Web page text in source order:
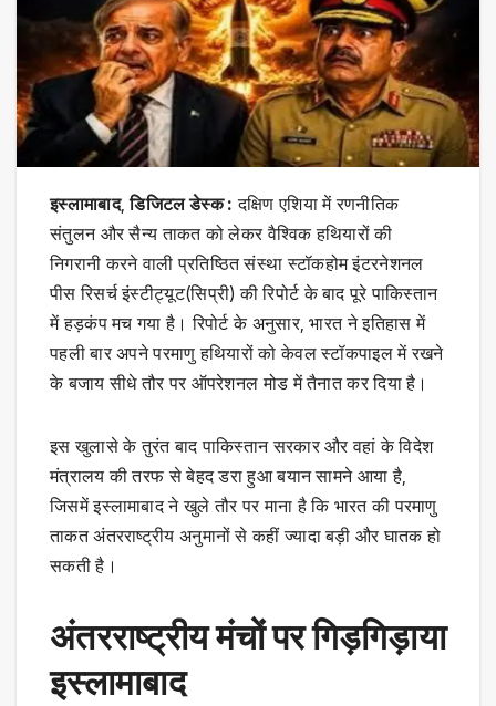
इस्लामाबाद,डिजिटल डेस्क : दक्षिण एशिया में रणनीतिक
संतुलन और सैन्य ताकत को लेकर वैश्विक हथियारों की
निगरानी करने वाली प्रतिष्ठित संस्था स्टॉकहोम इंटरनेशनल
पीस रिसर्च इंस्टीट्यूट(सिप्री) की रिपोर्ट के बाद पूरे पाकिस्तान
में हड़कंप मच गया है। रिपोर्ट के अनुसार, भारत ने इतिहास में
पहली बार अपने परमाणु हथियारों को केवल स्टॉकपाइल में रखने
के बजाय सीधे तौर पर ऑपरेशनल मोड में तैनात कर दिया है।
इस खुलासे के तुरंत बाद पाकिस्तान सरकार और वहां के विदेश
मंत्रालय की तरफ से बेहद डरा हुआ बयान सामने आया है,
जिसमें इस्लामाबाद ने खुले तौर पर माना है कि भारत की परमाणु
ताकत अंतरराष्ट्रीय अनुमानों से कहीं ज्यादा बड़ी और घातक हो
सकती है।
अंतरराष्ट्रीय मंचों पर गिड़गिड़ाया
इस्लामाबाद